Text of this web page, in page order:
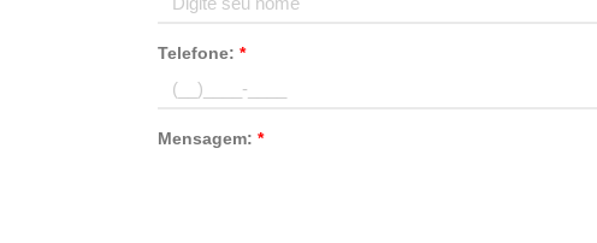
Telefone: *
Mensagem: *